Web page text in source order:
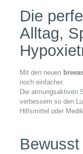
Die
Alltag,
Mit den neuen
noch einfacher.
Die atmungsaktiven
verbessern so den
Hilfsmittel oder
Bewusst